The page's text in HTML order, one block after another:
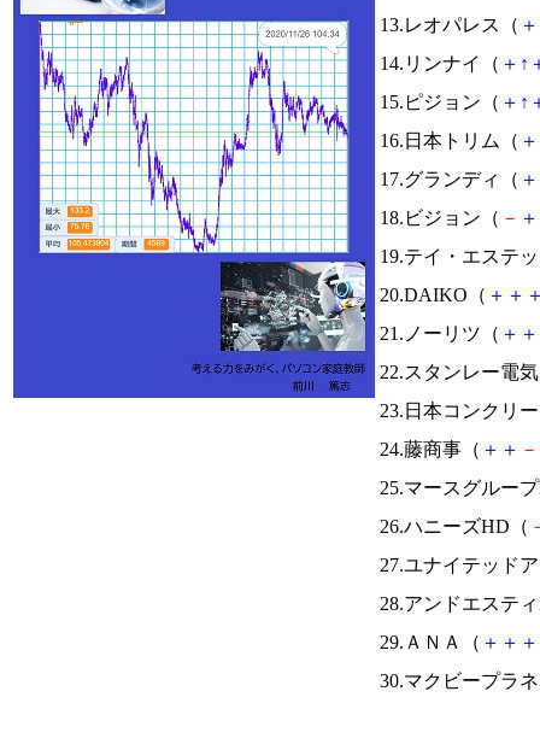
13.レオパレス（ ＋
14.リンナイ（ ＋ ↑
15.ピジョン（ ＋ ↑
16.日本トリム（ ＋
17.グランディ（ ＋
18.ビジョン（ － ＋
19.テイ・エステ
20.DAIKO（ ＋ ＋
21.ノーリツ（ ＋ ＋
22.スタンレー電
23.日本コンクリ
24.藤商事（ ＋ ＋ －
25.マースグルー
26.ハニーズHD（
27.ユナイテッド
28.アンドエステ
29.ＡＮＡ（ ＋ ＋ ＋
30.マクビープラ